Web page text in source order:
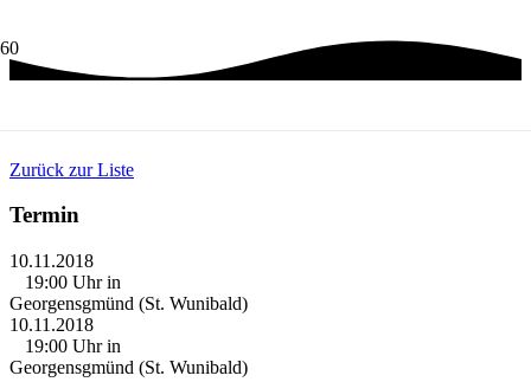
Zurück zur Liste
Termin
10.11.2018
19:00Uhr in
Georgensgmünd (St. Wunibald)
10.11.2018
19:00Uhr in
Georgensgmünd (St. Wunibald)